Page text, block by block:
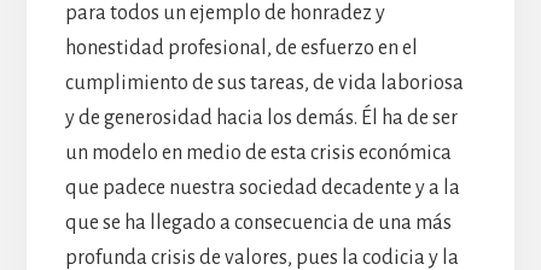
para todos un ejemplo de honradez y
honestidad profesional, de esfuerzo en el
cumplimiento de sus tareas, de vida laboriosa
y de generosidad hacia los demás. Él ha de ser
un modelo en medio de esta crisis económica
que padece nuestra sociedad decadente y a la
que se ha llegado a consecuencia de una más
profunda crisis de valores, pues la codicia y la